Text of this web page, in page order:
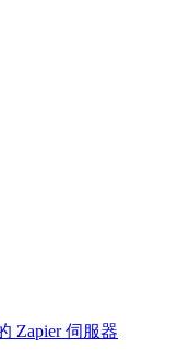
Zapier 伺服器